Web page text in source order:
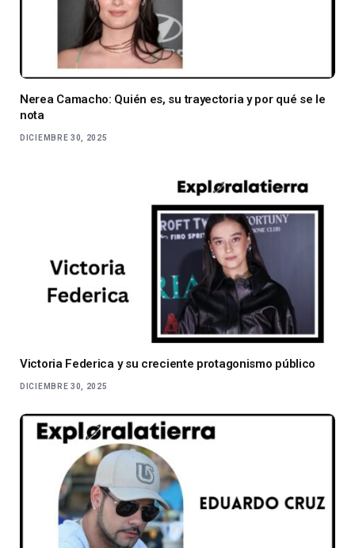
Nerea Camacho: Quién es, su trayectoria y por qué se le
nota
DICIEMBRE 30, 2025
Victoria Federica y su creciente protagonismo público
DICIEMBRE 30, 2025